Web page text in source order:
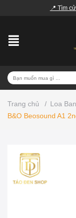
📍 Tìm
Trang chủ / Loa
B&O Beosound A1